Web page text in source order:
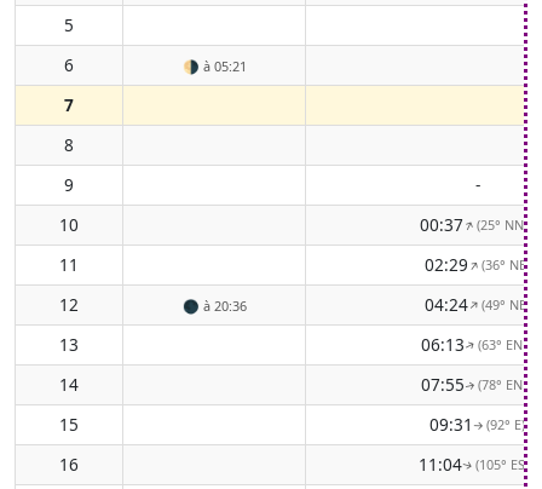
5
6
🌗 à 05:21
7
8
9
-
10
00:37↑(25° NNE)
11 02:29↑(36° NE)
12 🌑 à 20:36 04:24↑(49° NE)
13 06:13↑(63° ENE)
14 07:55↑(78° ENE)
15 09:31 ↑(92° E)
16 11:04↑(105° ESE)